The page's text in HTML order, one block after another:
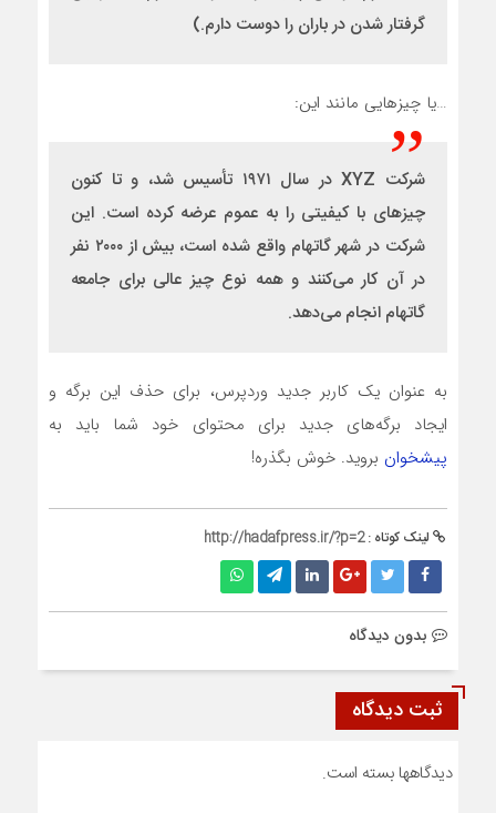
گرفتار شدن در باران را دوست دارم.)
…یا چیزهایی مانند این:
شرکت XYZ در سال ۱۹۷۱ تأسیس شد، و تا کنون
چیزهای با کیفیتی را به عموم عرضه کرده است. این
شرکت در شهر گاتهام واقع شده است، بیش از ۲۰۰۰ نفر
در آن کار می‌کنند و همه نوع چیز عالی برای جامعه
گاتهام انجام می‌دهد.
به عنوان یک کاربر جدید وردپرس، برای حذف این برگه و
ایجاد برگه‌های جدید برای محتوای خود شما باید به
پیشخوان بروید. خوش بگذره!
لینک کوتاه :http://hadafpress.ir/?p=2
بدون دیدگاه
ثبت دیدگاه
دیدگاهها بسته است.